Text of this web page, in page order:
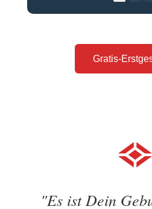
Gratis-
"Es ist Dein